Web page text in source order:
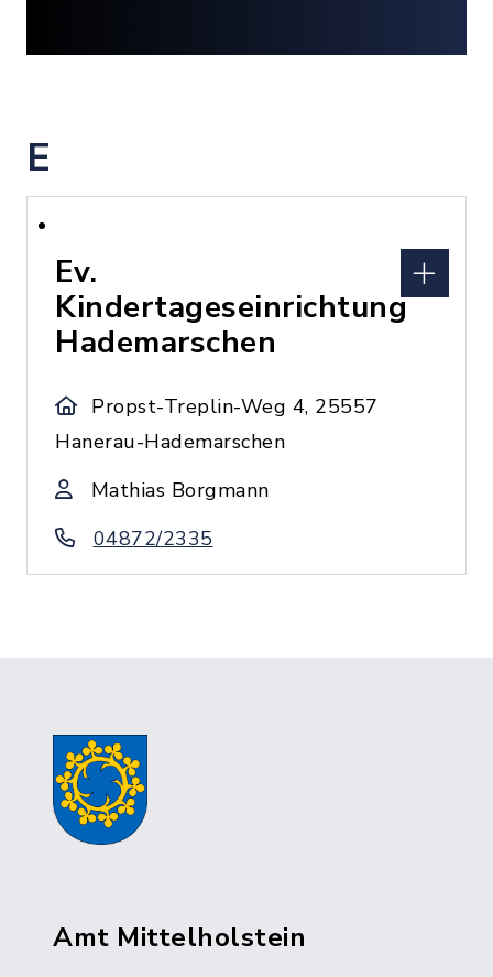
E
Ev.
Kindertageseinrichtung
Hademarschen
Propst-Treplin-Weg 4, 25557
Hanerau-Hademarschen
Mathias Borgmann
04872/2335
Amt Mittelholstein